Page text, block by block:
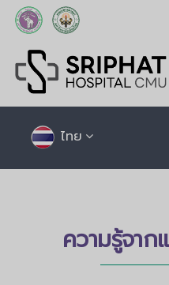
ไทย
ความรู้จา